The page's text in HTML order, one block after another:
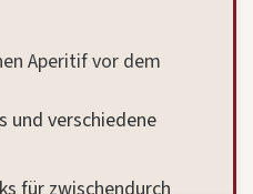
Aperitif vor dem
und verschiedene